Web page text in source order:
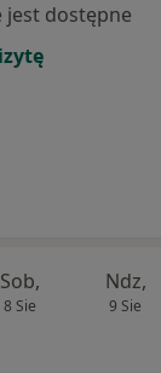
jest dostępne
Sob,
8 Sie
Ndz,
9 Sie